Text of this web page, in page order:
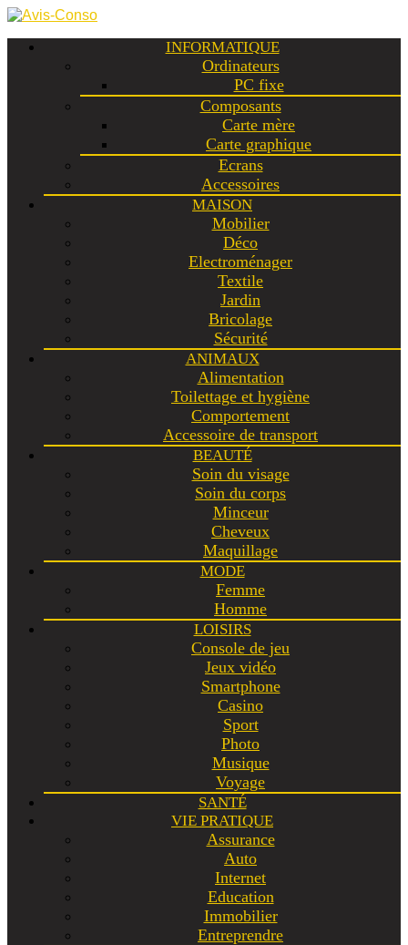
INFORMATIQUE
Ordinateurs
PC fixe
Composants
Carte mère
Carte graphique
Ecrans
Accessoires
MAISON
Mobilier
Déco
Electroménager
Textile
Jardin
Bricolage
Sécurité
ANIMAUX
Alimentation
Toilettage et hygiène
Comportement
Accessoire de transport
BEAUTÉ
Soin du visage
Soin du corps
Minceur
Cheveux
Maquillage
MODE
Femme
Homme
LOISIRS
Console de jeu
Jeux vidéo
Smartphone
Casino
Sport
Photo
Musique
Voyage
SANTÉ
VIE PRATIQUE
Assurance
Auto
Internet
Education
Immobilier
Entreprendre